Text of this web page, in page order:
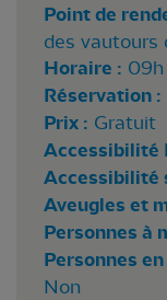
Point de
des vautours
Horaire : 09h
Réservation :
Prix : Gratuit
Accessibilité
Accessibilité
Aveugles et
Personnes à
Personnes
Non